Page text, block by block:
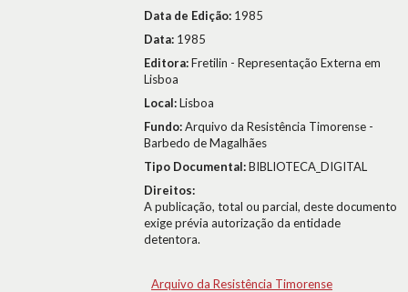
Data de Edição: 1985
Data: 1985
Editora:Fretilin - Representação Externa em
Lisboa
Local:Lisboa
Fundo:Arquivo da Resistência Timorense -
Barbedo de Magalhães
Tipo Documental:BIBLIOTECA_DIGITAL
Direitos:
A publicação, total ou parcial, deste documento
exige prévia autorização da entidade
detentora.
Arquivo da Resistência Timorense